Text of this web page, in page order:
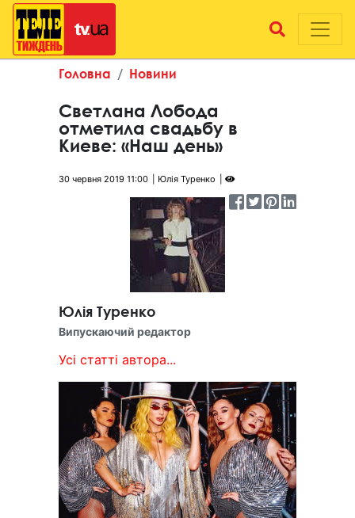
Головна Новини
Светлана Лобода
отметила свадьбу в
Киеве: «Наш день»
30 червня 2019 11:00 Юлія Туренко
Юлія Туренко
Випускаючий редактор
Усі статті автора...